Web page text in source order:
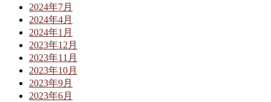
2024年7月
2024年4月
2024年1月
2023年12月
2023年11月
2023年10月
2023年9月
2023年6月